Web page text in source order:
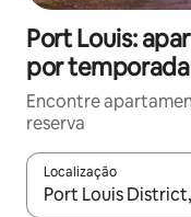
Port Louis:
por temporada
Encontre
reserva
Localização
Quando os